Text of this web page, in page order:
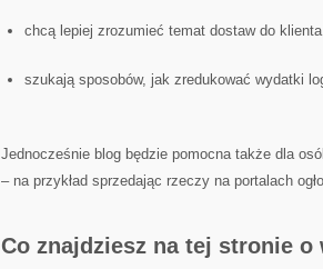
chcą lepiej zrozumieć temat dostaw do
szukają sposobów, jak zredukować wydatki
Jednocześnie blog będzie pomocna także dla
– na przykład sprzedając rzeczy na portalach
Co znajdziesz na tej stronie o